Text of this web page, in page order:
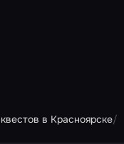
в Красноярске